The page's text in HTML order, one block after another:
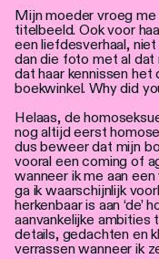
Mijn moeder vroeg
titelbeeld. Ook voor
een liefdesverhaal,
dan die foto met al dat
dat haar kennissen het
boekwinkel. Why did
Helaas, de
nog altijd eerst
dus beweer dat mijn
vooral een coming of
wanneer ik me aan
ga ik waarschijnlijk
herkenbaar is aan ‘de’
aanvankelijke ambities
details, gedachten en
verrassen wanneer ik